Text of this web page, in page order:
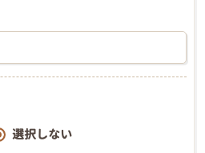
選択しない